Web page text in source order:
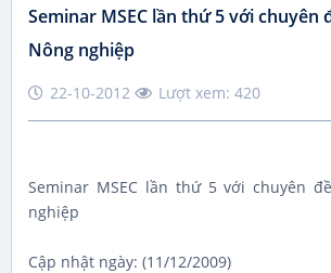
Seminar MSEC lần thứ 5 với chuyên
Nông nghiệp
22-10-2012 Lượt xem: 420
Seminar MSEC lần thứ 5 với chuyên
nghiệp
Cập nhật ngày: (11/12/2009)